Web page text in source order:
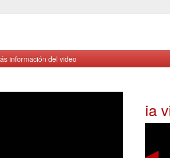
información del video
ia